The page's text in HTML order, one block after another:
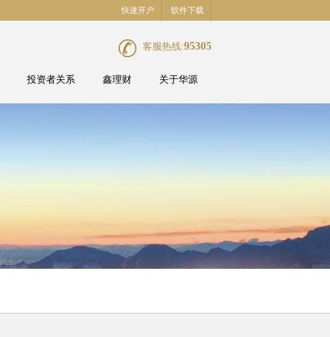
快速开户 软件下载
客服热线:95305
投资者关系 鑫理财 关于华源